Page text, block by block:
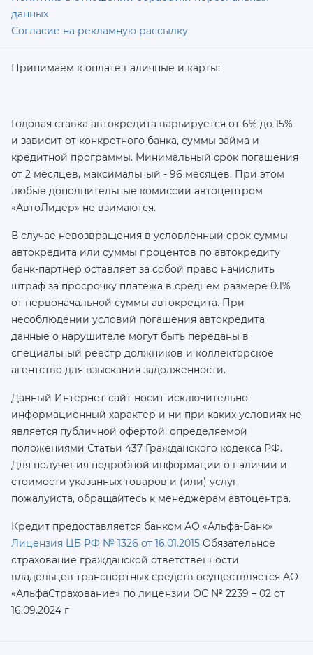
данных
Согласие на рекламную рассылку
Принимаем к оплате наличные и карты:
Годовая ставка автокредита варьируется от 6% до 15%
и зависит от конкретного банка, суммы займа и
кредитной программы. Минимальный срок погашения
от 2 месяцев, максимальный - 96 месяцев. При этом
любые дополнительные комиссии автоцентром
«АвтоЛидер» не взимаются.
В случае невозвращения в условленный срок суммы
автокредита или суммы процентов по автокредиту
банк-партнер оставляет за собой право начислить
штраф за просрочку платежа в среднем размере 0.1%
от первоначальной суммы автокредита. При
несоблюдении условий погашения автокредита
данные о нарушителе могут быть переданы в
специальный реестр должников и коллекторское
агентство для взыскания задолженности.
Данный Интернет-сайт носит исключительно
информационный характер и ни при каких условиях не
является публичной офертой, определяемой
положениями Статьи 437 Гражданского кодекса РФ.
Для получения подробной информации о наличии и
стоимости указанных товаров и (или) услуг,
пожалуйста, обращайтесь к менеджерам автоцентра.
Кредит предоставляется банком АО «Альфа-Банк»
Лицензия ЦБ РФ № 1326 от 16.01.2015 Обязательное
страхование гражданской ответственности
владельцев транспортных средств осуществляется AO
«АльфаСтрахование» по лицензии ОС № 2239 – 02 от
16.09.2024 г